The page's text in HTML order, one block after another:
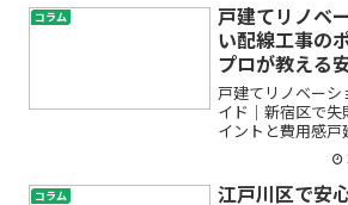
コラム
戸建てリノベ
い配線工事の
プロが教える
戸建てリノベー
イド｜新宿区で
イントと費用感
考えるとき、多
更、設備にばか
かし、実際に住み
コラム
江戸川区で安